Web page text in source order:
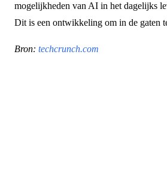
mogelijkheden van AI in het dagelijks
Dit is een ontwikkeling om in de gaten
Bron: techcrunch.com